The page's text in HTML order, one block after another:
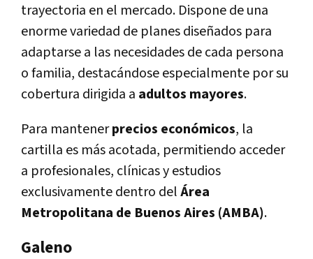
trayectoria en el mercado. Dispone de una
enorme variedad de planes diseñados para
adaptarse a las necesidades de cada persona
o familia, destacándose especialmente por su
cobertura dirigida a adultos mayores.
Para mantenerprecios económicos, la
cartilla es más acotada, permitiendo acceder
a profesionales, clínicas y estudios
exclusivamente dentro delÁrea
Metropolitana de Buenos Aires (AMBA).
Galeno